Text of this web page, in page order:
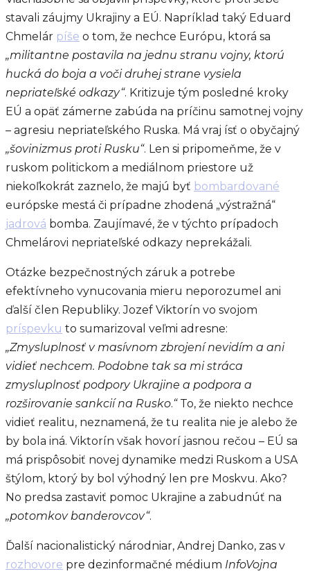
stavali záujmy Ukrajiny a EÚ. Napríklad taký Eduard
Chmelár píše o tom, že nechce Európu, ktorá sa
„militantne postavila na jednu stranu vojny, ktorú
hucká do boja a voči druhej strane vysiela
nepriateľské odkazy“. Kritizuje tým posledné kroky
EÚ a opäť zámerne zabúda na príčinu samotnej vojny
– agresiu nepriateľského Ruska. Má vraj ísť o obyčajný
„šovinizmus proti Rusku“. Len si pripomeňme, že v
ruskom politickom a mediálnom priestore už
niekoľkokrát zaznelo, že majú byť bombardované
európske mestá či prípadne zhodená „výstražná“
jadrová bomba. Zaujímavé, že v týchto prípadoch
Chmelárovi nepriateľské odkazy neprekážali.
Otázke bezpečnostných záruk a potrebe
efektívneho vynucovania mieru neporozumel ani
ďalší člen Republiky. Jozef Viktorín vo svojom
príspevku to sumarizoval veľmi adresne:
„Zmysluplnosť v masívnom zbrojení nevidím a ani
vidieť nechcem. Podobne tak sa mi stráca
zmysluplnosť podpory Ukrajine a podpora a
rozširovanie sankcií na Rusko.“ To, že niekto nechce
vidieť realitu, neznamená, že tu realita nie je alebo že
by bola iná. Viktorín však hovorí jasnou rečou – EÚ sa
má prispôsobiť novej dynamike medzi Ruskom a USA
štýlom, ktorý by bol výhodný len pre Moskvu. Ako?
No predsa zastaviť pomoc Ukrajine a zabudnúť na
„potomkov banderovcov“.
Ďalší nacionalistický národniar, Andrej Danko, zas v
rozhovore pre dezinformačné médium InfoVojna